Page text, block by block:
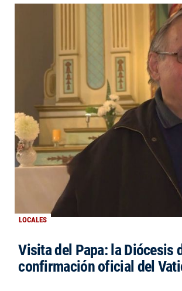
LOCALES
Visita del Papa: la Diócesis
confirmación oficial del